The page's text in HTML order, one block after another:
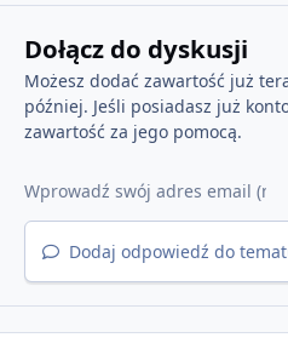
Dołącz do dyskusji
Możesz dodać zawartość już
później. Jeśli posiadasz już
zawartość za jego pomocą.
Dodaj odpowiedź do